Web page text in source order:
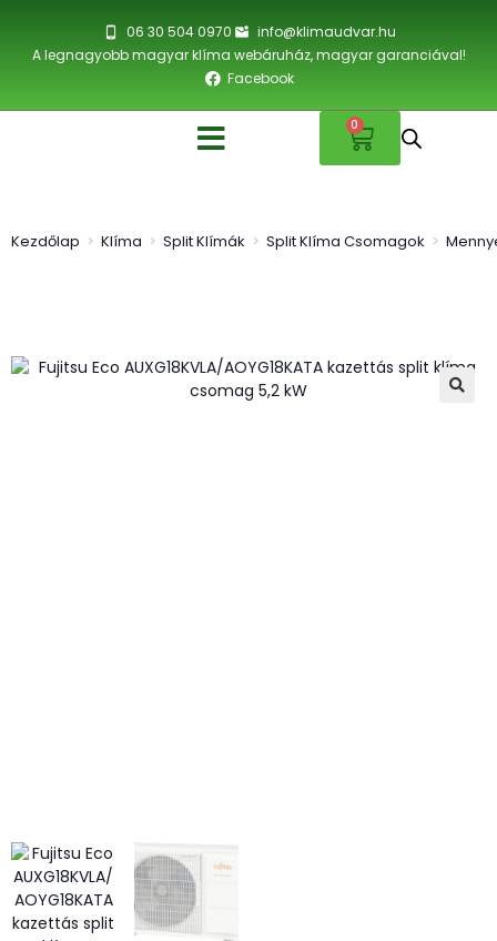
06 30 504 0970
info@klimaudvar.hu
A legnagyobb magyar klíma webáruház, magyar garanciával!
Facebook
0
Kezdőlap > Klíma > Split Klímák > Split Klíma Csomagok >